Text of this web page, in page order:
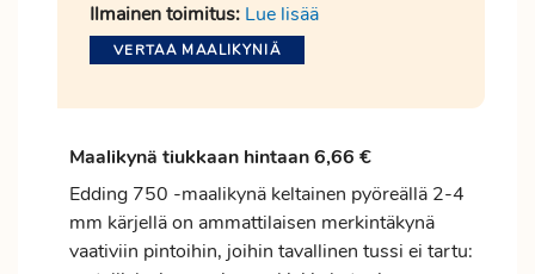
Ilmainen toimitus: Lue lisää
VERTAA MAALIKYNIÄ
Maalikynä tiukkaan hintaan 6,66 €
Edding 750 -maalikynä keltainen pyöreällä 2-4
mm kärjellä on ammattilaisen merkintäkynä
vaativiin pintoihin, joihin tavallinen tussi ei tartu: